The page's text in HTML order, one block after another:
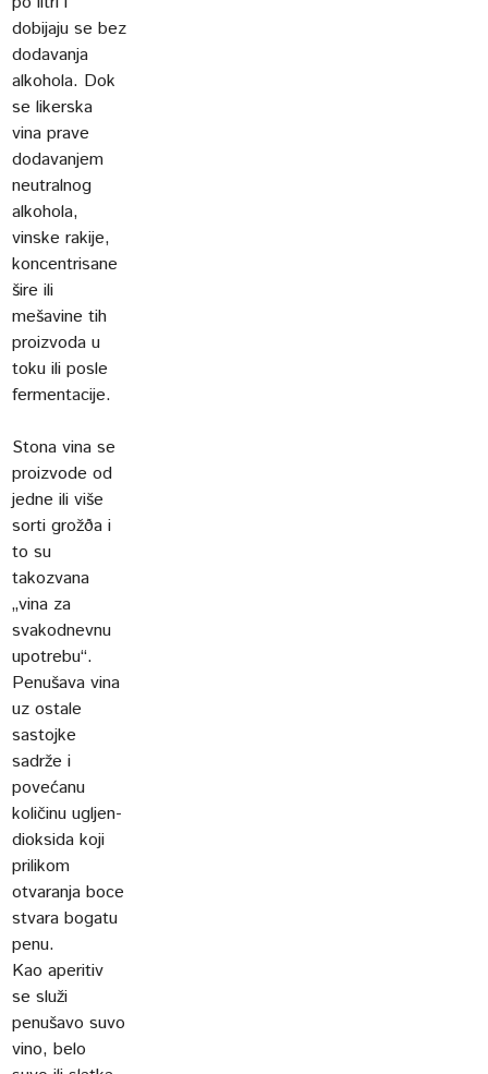
dobijaju se bez
dodavanja
alkohola. Dok
se likerska
vina prave
dodavanjem
neutralnog
alkohola,
vinske rakije,
koncentrisane
šire ili
mešavine tih
proizvoda u
toku ili posle
fermentacije.
Stona vina se
proizvode od
jedne ili više
sorti grožða i
to su
takozvana
„vina za
svakodnevnu
upotrebu“.
Penušava vina
uz ostale
sastojke
sadrže i
povećanu
količinu ugljen-
dioksida koji
prilikom
otvaranja boce
stvara bogatu
penu.
Kao aperitiv
se služi
penušavo suvo
vino, belo